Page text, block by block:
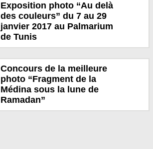
Exposition photo “Au delà
des couleurs” du 7 au 29
janvier 2017 au Palmarium
de Tunis
Concours de la meilleure
photo “Fragment de la
Médina sous la lune de
Ramadan”